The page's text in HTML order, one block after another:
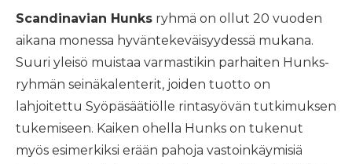
Scandinavian Hunks ryhmä on ollut 20 vuoden
aikana monessa hyväntekeväisyydessä mukana.
Suuri yleisö muistaa varmastikin parhaiten Hunks-
ryhmän seinäkalenterit, joiden tuotto on
lahjoitettu Syöpäsäätiölle rintasyövän tutkimuksen
tukemiseen. Kaiken ohella Hunks on tukenut
myös esimerkiksi erään pahoja vastoinkäymisiä